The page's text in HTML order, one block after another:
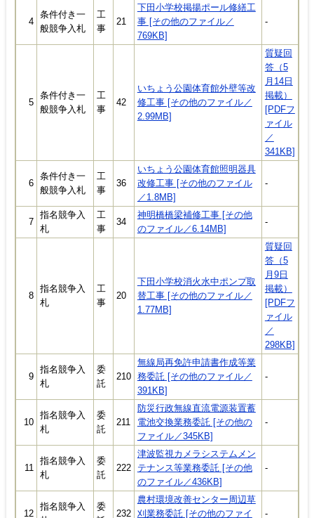
4
条件付き一
般競争入札
工
事
21
下田小学校掲揚ポール修繕工
事 [その他のファイル／
769KB]
-
5
条件付き一
般競争入札
工
事
42
いちょう公園体育館外壁等改
修工事 [その他のファイル／
2.99MB]
質疑回
答（5
月14日
掲載）
[PDFフ
ァイル
／
341KB]
6
条件付き一
般競争入札
工
事
36
いちょう公園体育館照明器具
改修工事 [その他のファイル
／1.8MB]
-
7
指名競争入
札
工
事
34
神明橋橋梁補修工事 [その他
のファイル／6.14MB]
-
8
指名競争入
札
工
事
20
下田小学校消火水中ポンプ取
替工事 [その他のファイル／
1.77MB]
質疑回
答（5
月9日
掲載）
[PDFフ
ァイル
／
298KB]
9
指名競争入
札
委
託
210
無線局再免許申請書作成等業
務委託 [その他のファイル／
391KB]
-
10
指名競争入
札
委
託
211
防災行政無線直流電源装置蓄
電池交換業務委託 [その他の
ファイル／345KB]
-
11
指名競争入
札
委
託
222
津波監視カメラシステムメン
テナンス等業務委託 [その他
のファイル／436KB]
-
12
指名競争入
委
232
農村環境改善センター周辺草
刈業務委託 [その他のファイ
-